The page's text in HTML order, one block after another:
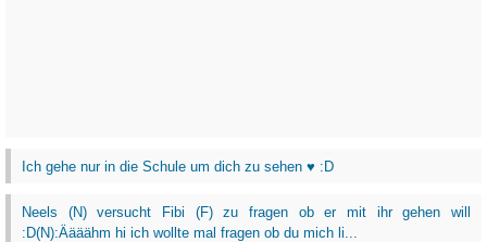
Ich gehe nur in die Schule um dich zu sehen ♥ :D
Neels (N) versucht Fibi (F) zu fragen ob er mit ihr gehen will
:D(N):Äääähm hi ich wollte mal fragen ob du mich li...